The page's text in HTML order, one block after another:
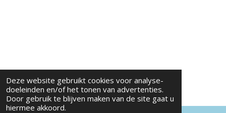
Deze website gebruikt cookies voor analyse-
doeleinden en/of het tonen van advertenties.
Door gebruik te blijven maken van de site gaat u
hiermee akkoord.